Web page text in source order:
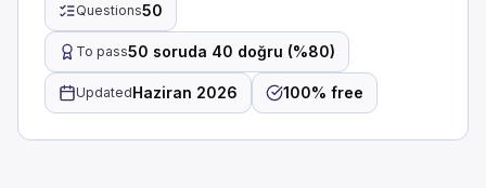
Questions50
To pass50 soruda 40 doğru (%80)
UpdatedHaziran 2026 100% free